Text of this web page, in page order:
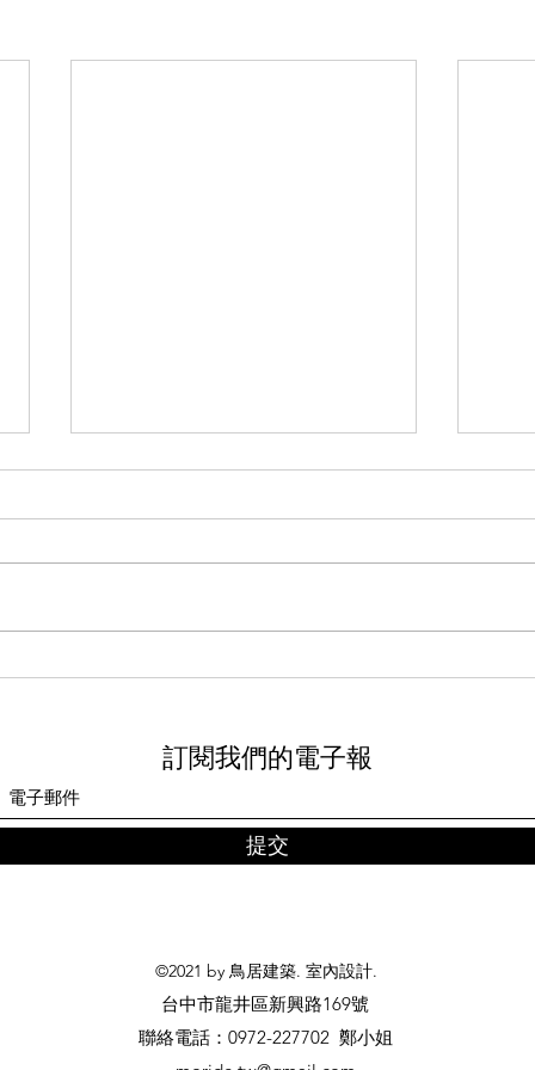
關於系統櫃的甲醛含量
訂閱我們的電子報
提交
©2021 by 鳥居建築. 室內設計.
台中市龍井區新興路169號
​聯絡電話：0972-227702 鄭小姐